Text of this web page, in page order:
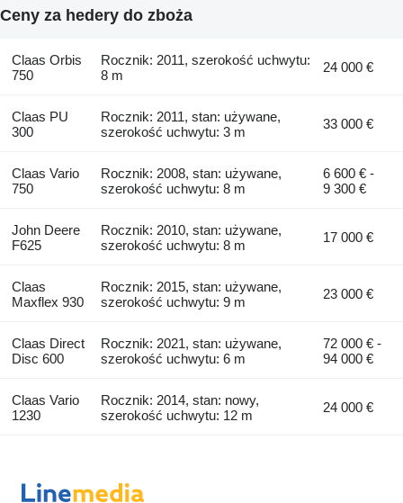
Ceny za hedery do zboża
Claas Orbis
750
Rocznik: 2011, szerokość uchwytu:
8 m
24 000 €
Claas PU
300
Rocznik: 2011, stan: używane,
szerokość uchwytu: 3 m
33 000 €
Claas Vario
750
Rocznik: 2008, stan: używane,
szerokość uchwytu: 8 m
6 600 € -
9 300 €
John Deere
F625
Rocznik: 2010, stan: używane,
szerokość uchwytu: 8 m
17 000 €
Claas
Maxflex 930
Rocznik: 2015, stan: używane,
szerokość uchwytu: 9 m
23 000 €
Claas Direct
Disc 600
Rocznik: 2021, stan: używane,
szerokość uchwytu: 6 m
72 000 € -
94 000 €
Claas Vario
1230
Rocznik: 2014, stan: nowy,
szerokość uchwytu: 12 m
24 000 €